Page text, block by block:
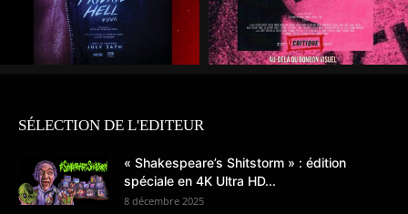
SÉLECTION DE L'EDITEUR
« Shakespeare’s Shitstorm » : édition
spéciale en 4K Ultra HD...
8 décembre 2025